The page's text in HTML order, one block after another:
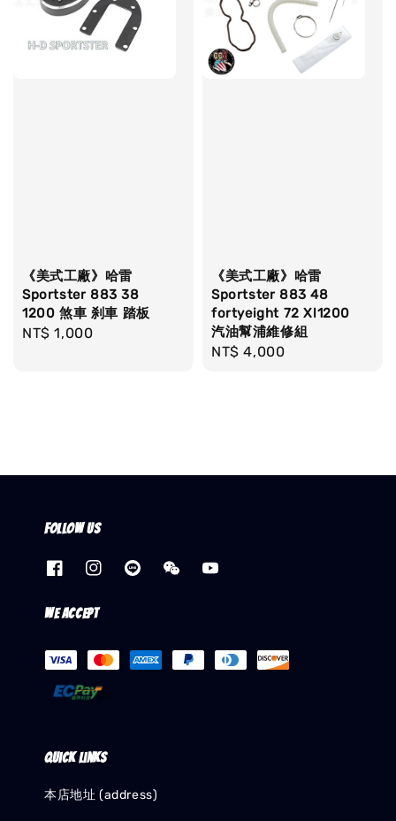
《美式工廠》哈雷
Sportster 883 38
1200 煞車 刹車 踏板
Regular
NT$ 1,000
《美式工廠》哈雷
Sportster 883 48
fortyeight 72 Xl1200
汽油幫浦維修組
Regular
NT$ 4,000
Follow us
We accept
Quick links
本店地址 (address)